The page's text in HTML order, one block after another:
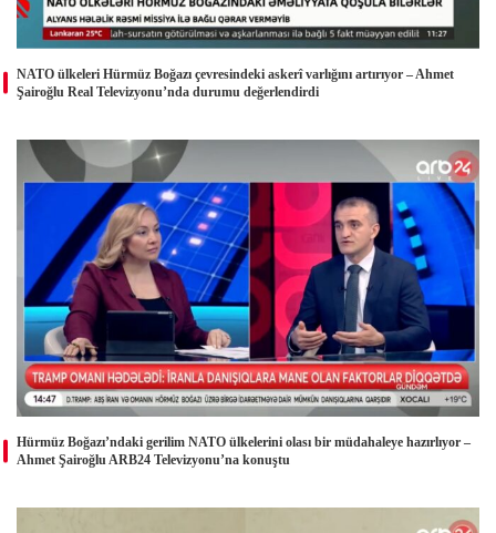
NATO ülkeleri Hürmüz Boğazı çevresindeki askerî varlığını artırıyor – Ahmet
Şairoğlu Real Televizyonu’nda durumu değerlendirdi
Hürmüz Boğazı’ndaki gerilim NATO ülkelerini olası bir müdahaleye hazırlıyor –
Ahmet Şairoğlu ARB24 Televizyonu’na konuştu